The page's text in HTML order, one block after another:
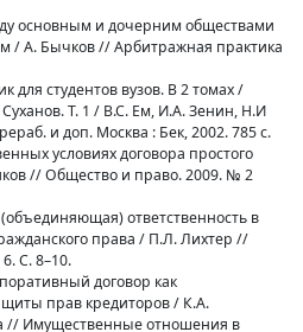
основным и дочерним обществами
/ А. Бычков // Арбитражная практика
для студентов вузов. В 2 томах /
Т. 1 / В.С. Ем, И.А. Зенин, Н.И
и доп. Москва : Бек, 2002. 785 с.
условиях договора простого
// Общество и право. 2009. № 2
ответственность в
права / П.Л. Лихтер //
С. 8–10.
договор как
прав кредиторов / К.А.
// Имущественные отношения в